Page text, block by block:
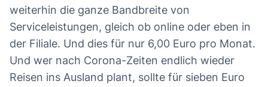
weiterhin die ganze Bandbreite von
Serviceleistungen, gleich ob online oder eben in
der Filiale. Und dies für nur 6,00 Euro pro Monat.
Und wer nach Corona-Zeiten endlich wieder
Reisen ins Ausland plant, sollte für sieben Euro